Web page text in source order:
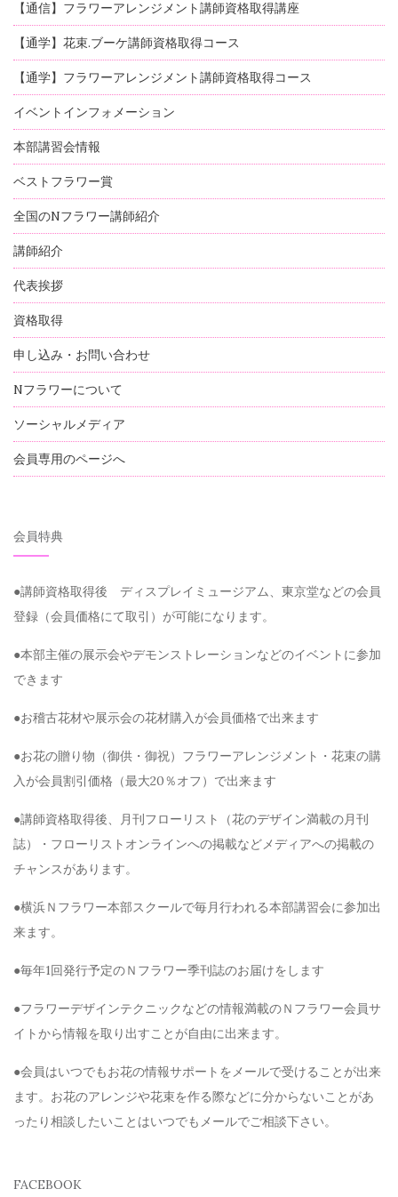
【通信】フラワーアレンジメント講師資格取得講座
【通学】花束.ブーケ講師資格取得コース
【通学】フラワーアレンジメント講師資格取得コース
イベントインフォメーション
本部講習会情報
ベストフラワー賞
全国のNフラワー講師紹介
講師紹介
代表挨拶
資格取得
申し込み・お問い合わせ
Nフラワーについて
ソーシャルメディア
会員専用のページへ
会員特典
●講師資格取得後 ディスプレイミュージアム、東京堂などの会員
登録（会員価格にて取引）が可能になります。
●本部主催の展示会やデモンストレーションなどのイベントに参加
できます
●お稽古花材や展示会の花材購入が会員価格で出来ます
●お花の贈り物（御供・御祝）フラワーアレンジメント・花束の購
入が会員割引価格（最大20％オフ）で出来ます
●講師資格取得後、月刊フローリスト（花のデザイン満載の月刊
誌）・フローリストオンラインへの掲載などメディアへの掲載の
チャンスがあります。
●横浜Ｎフラワー本部スクールで毎月行われる本部講習会に参加出
来ます。
●毎年1回発行予定のＮフラワー季刊誌のお届けをします
●フラワーデザインテクニックなどの情報満載のＮフラワー会員サ
イトから情報を取り出すことが自由に出来ます。
●会員はいつでもお花の情報サポートをメールで受けることが出来
ます。お花のアレンジや花束を作る際などに分からないことがあ
ったり相談したいことはいつでもメールでご相談下さい。
FACEBOOK